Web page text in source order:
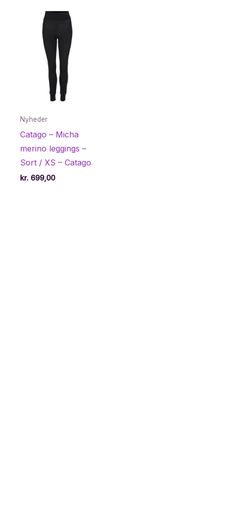
Nyheder
Catago – Micha
merino leggings –
Sort / XS – Catago
kr.699,00